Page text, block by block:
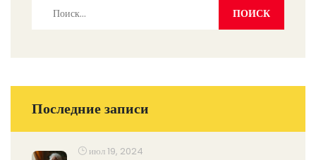
Последние записи
июл 19, 2024